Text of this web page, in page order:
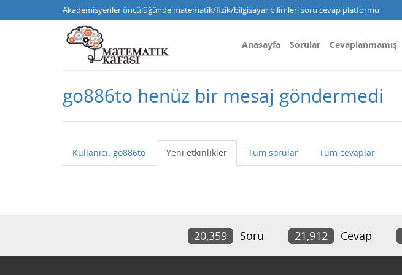
Akademisyenler öncülüğünde matematik/fizik/bilgisayar bilimleri soru cevap platformu
Anasayfa Sorular Cevaplanmamış
go886to henüz bir mesaj göndermedi
Kullanıcı: go886to Yeni etkinlikler Tüm sorular Tüm cevaplar
20,359 Soru 21,912 Cevap